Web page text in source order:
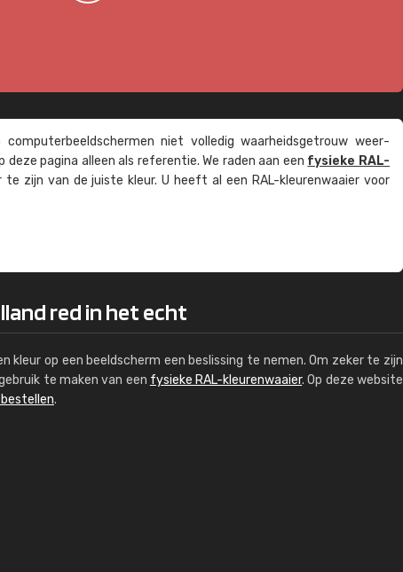
computer­beeld­schermen niet volledig waarheids­­getrouw weer­
deze pagina alleen als referentie. We raden aan een fysieke RAL-
zijn van de juiste kleur. U heeft al een RAL-kleuren­waaier voor
red in het echt
kleur op een beeldscherm een beslissing te nemen. Om zeker te zijn
te maken van een fysieke RAL-kleurenwaaier. Op deze website
.
Kambier BV